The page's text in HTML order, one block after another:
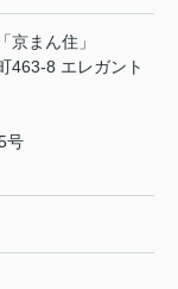
京まん住」
463-8 エレガント
号